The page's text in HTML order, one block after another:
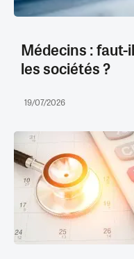
Médecins :
les sociétés ?
19/07/2026